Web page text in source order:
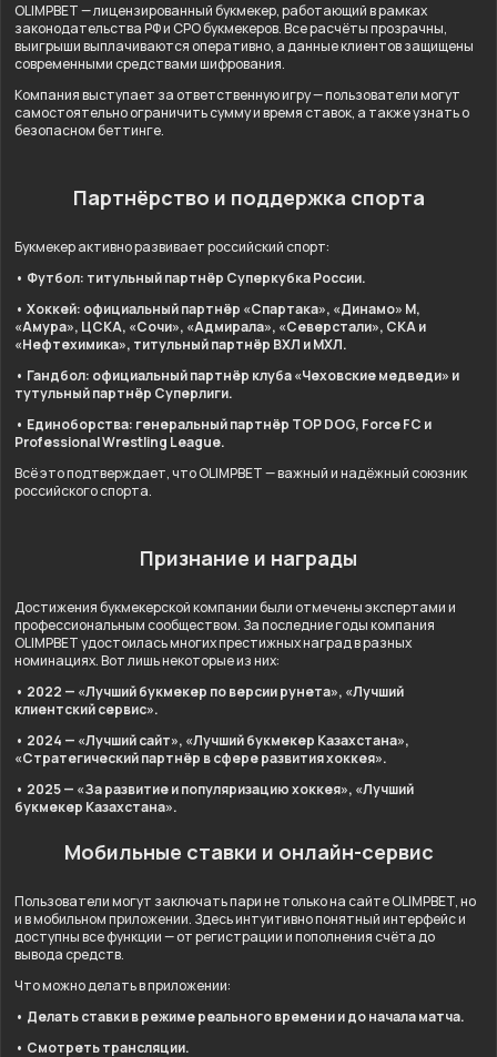
OLIMPBET — лицензированный букмекер, работающий в рамках
законодательства РФ и СРО букмекеров. Все расчёты прозрачны,
выигрыши выплачиваются оперативно, а данные клиентов защищены
современными средствами шифрования.
Компания выступает за ответственную игру — пользователи могут
самостоятельно ограничить сумму и время ставок, а также узнать о
безопасном беттинге.
Партнёрство и поддержка спорта
Букмекер активно развивает российский спорт:
• Футбол: титульный партнёр Суперкубка России.
• Хоккей: официальный партнёр «Спартака», «Динамо» М,
«Амура», ЦСКА, «Сочи», «Адмирала», «Северстали», СКА и
«Нефтехимика», титульный партнёр ВХЛ и МХЛ.
• Гандбол: официальный партнёр клуба «Чеховские медведи» и
тутульный партнёр Суперлиги.
• Единоборства: генеральный партнёр TOP DOG, Force FC и
Professional Wrestling League.
Всё это подтверждает, что OLIMPBET — важный и надёжный союзник
российского спорта.
Признание и награды
Достижения букмекерской компании были отмечены экспертами и
профессиональным сообществом. За последние годы компания
OLIMPBET удостоилась многих престижных наград в разных
номинациях. Вот лишь некоторые из них:
• 2022 — «Лучший букмекер по версии рунета», «Лучший
клиентский сервис».
• 2024 — «Лучший сайт», «Лучший букмекер Казахстана»,
«Стратегический партнёр в сфере развития хоккея».
• 2025 — «За развитие и популяризацию хоккея», «Лучший
букмекер Казахстана».
Мобильные ставки и онлайн-сервис
Пользователи могут заключать пари не только на сайте OLIMPBET, но
и в мобильном приложении. Здесь интуитивно понятный интерфейс и
доступны все функции — от регистрации и пополнения счёта до
вывода средств.
Что можно делать в приложении:
• Делать ставки в режиме реального времени и до начала матча.
• Смотреть трансляции.